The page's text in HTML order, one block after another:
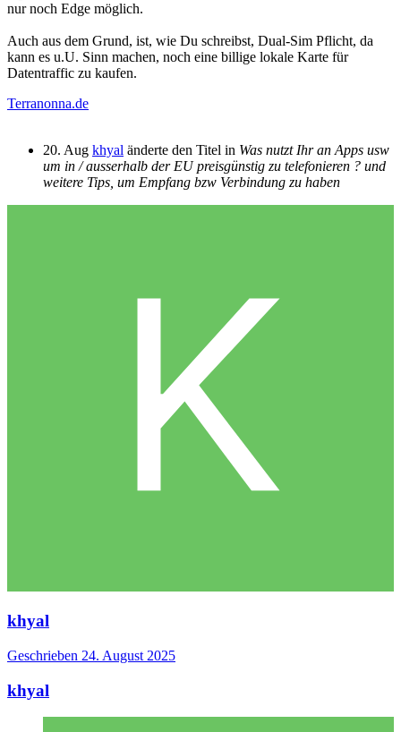
nur noch Edge möglich.
Auch aus dem Grund, ist, wie Du schreibst, Dual-Sim Pflicht, da
kann es u.U. Sinn machen, noch eine billige lokale Karte für
Datentraffic zu kaufen.
Terranonna.de
20. Aug khyal änderte den Titel in Was nutzt Ihr an Apps usw
um in / ausserhalb der EU preisgünstig zu telefonieren ? und
weitere Tips, um Empfang bzw Verbindung zu haben
khyal
Geschrieben 24. August 2025
khyal